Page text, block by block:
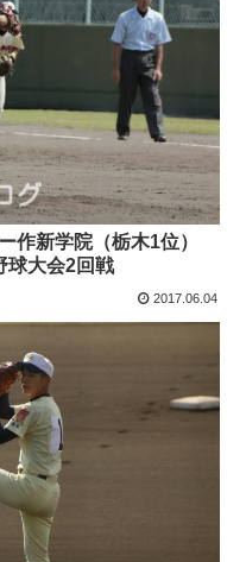
作新学院（栃木1位）
球大会2回戦
2017.06.04